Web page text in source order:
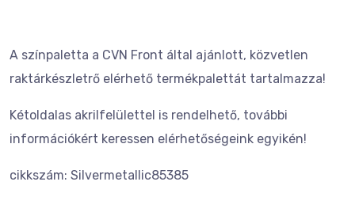
A színpaletta a CVN Front által ajánlott, közvetlen
raktárkészletrő elérhető termékpalettát tartalmazza!
Kétoldalas akrilfelülettel is rendelhető, további
információkért keressen elérhetőségeink egyikén!
cikkszám: Silvermetallic85385